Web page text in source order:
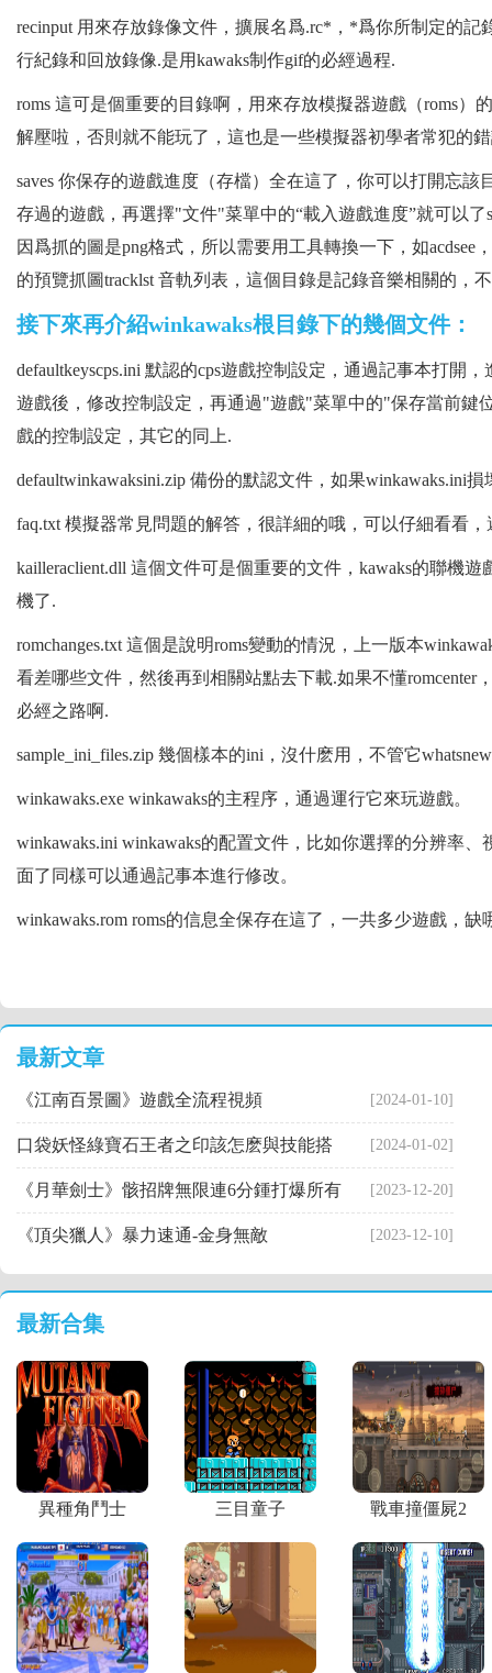
recinput 用來存放錄像文件，擴展名爲.rc*，*爲你所制定的
行紀錄和回放錄像.是用kawaks制作gif的必經過程.
roms 這可是個重要的目錄啊，用來存放模擬器遊戲（roms）
解壓啦，否則就不能玩了，這也是一些模擬器初學者常犯的
saves 你保存的遊戲進度（存檔）全在這了，你可以打開忘
存過的遊戲，再選擇"文件"菜單中的“載入遊戲進度”就可以
因爲抓的圖是png格式，所以需要用工具轉換一下，如
的預覽抓圖tracklst 音軌列表，這個目錄是記錄音樂相關的，
接下來再介紹winkawaks根目錄下的幾個文件：
defaultkeyscps.ini 默認的cps遊戲控制設定，通過記事本打開
遊戲後，修改控制設定，再通過"遊戲"菜單中的"保存當前鍵
戲的控制設定，其它的同上.
defaultwinkawaksini.zip 備份的默認文件，如果winkawaks.ini
faq.txt 模擬器常見問題的解答，很詳細的哦，可以仔細看看
kailleraclient.dll 這個文件可是個重要的文件，kawaks的聯機
機了.
romchanges.txt 這個是說明roms變動的情況，上一版本
看差哪些文件，然後再到相關站點去下載.如果不懂
必經之路啊.
sample_ini_files.zip 幾個樣本的ini，沒什麽用，不管它
winkawaks.exe winkawaks的主程序，通過運行它來玩遊戲。
winkawaks.ini winkawaks的配置文件，比如你選擇的分辨率
面了同樣可以通過記事本進行修改。
winkawaks.rom roms的信息全保存在這了，一共多少遊戲，
最新文章
《江南百景圖》遊戲全流程視頻 [2024-01-10]
口袋妖怪綠寶石王者之印該怎麽與技能搭 [2024-01-02]
《月華劍士》骸招牌無限連6分鍾打爆所有 [2023-12-20]
《頂尖獵人》暴力速通-金身無敵 [2023-12-10]
最新合集
異種角鬥士 三目童子 戰車撞僵屍2